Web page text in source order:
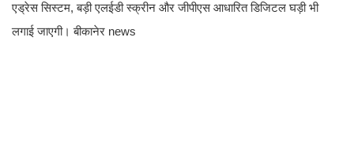
एड्रेस सिस्टम, बड़ी एलईडी स्क्रीन और जीपीएस आधारित डिजिटल घड़ी भी
लगाई जाएगी। बीकानेर news